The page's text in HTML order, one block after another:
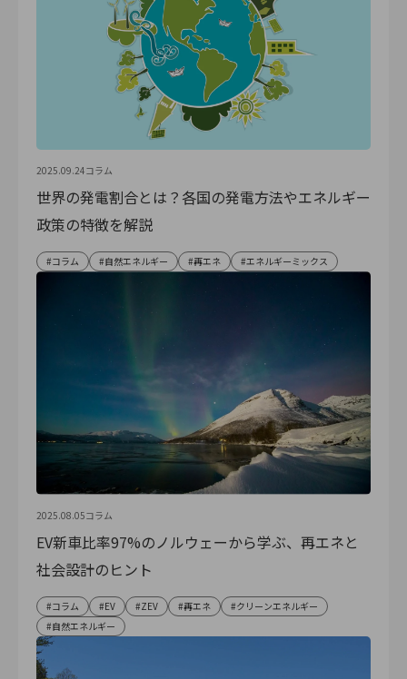
2025.09.24コラム
世界の発電割合とは？各国の発電方法やエネルギー
政策の特徴を解説
コラム 自然エネルギー 再エネ エネルギーミックス
2025.08.05コラム
EV新車比率97%のノルウェーから学ぶ、再エネと
社会設計のヒント
コラム EV ZEV 再エネ
クリーンエネルギー
自然エネルギー